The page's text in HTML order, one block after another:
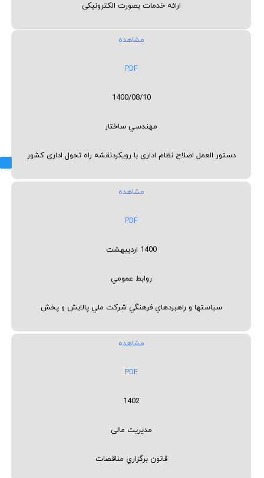
ارائه خدمات بصورت الکترونیکی
مشاهده
PDF
1400/08/10
مهندسي ساختار
دستور العمل اصلاح نظام اداری با رویکردنقشه راه تحول اداری کشور
مشاهده
PDF
1400 اردیبهشت
روابط عمومي
سياستها و راهبردهاي فرهنگي شركت ملي پالايش و پخش
مشاهده
PDF
1402
مديريت مالی
قانون برگزاري مناقصات